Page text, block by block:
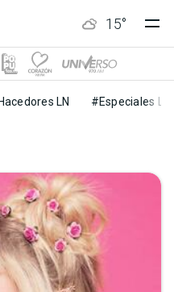
15°
LN #Especiales LN